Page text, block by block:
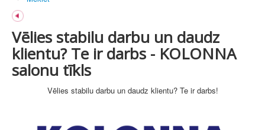
Vēlies stabilu darbu un daudz
klientu? Te ir darbs - KOLONNA
salonu tīkls
Vēlies stabilu darbu un daudz klientu? Te ir darbs!